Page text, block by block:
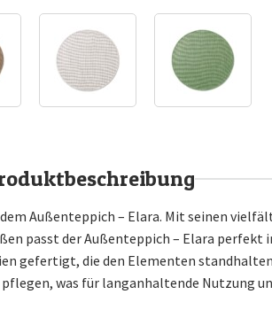
Außenteppich – Elara. Mit seinen
passt der Außenteppich – Elara perfekt
gefertigt, die den Elementen
was für langanhaltende Nutzung